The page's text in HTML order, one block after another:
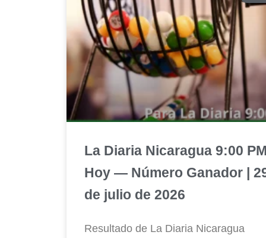
La Diaria Nicaragua 9:00
Hoy — Número Ganador |
de julio de 2026
Resultado de La Diaria Nicaragua